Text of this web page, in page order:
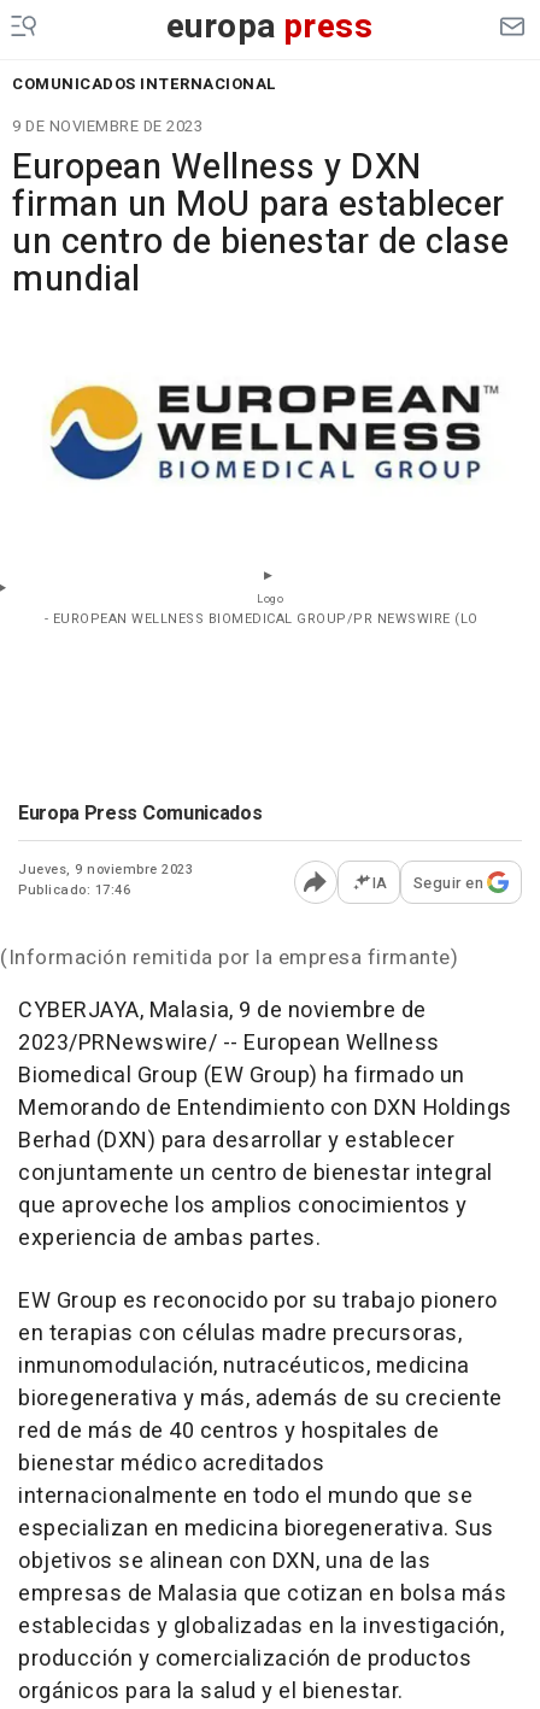
europa press
COMUNICADOS INTERNACIONAL
9 DE NOVIEMBRE DE 2023
European Wellness y DXN
firman un MoU para establecer
un centro de bienestar de clase
mundial
Logo
- EUROPEAN WELLNESS BIOMEDICAL GROUP/PR NEWSWIRE (LO
Europa Press Comunicados
Jueves, 9 noviembre 2023
Publicado: 17:46
Abrir opciones para
IA Seguir en
(Información remitida por la empresa firmante)
CYBERJAYA, Malasia, 9 de noviembre de
2023/PRNewswire/ -- European Wellness
Biomedical Group (EW Group) ha firmado un
Memorando de Entendimiento con DXN Holdings
Berhad (DXN) para desarrollar y establecer
conjuntamente un centro de bienestar integral
que aproveche los amplios conocimientos y
experiencia de ambas partes.
EW Group es reconocido por su trabajo pionero
en terapias con células madre precursoras,
inmunomodulación, nutracéuticos, medicina
bioregenerativa y más, además de su creciente
red de más de 40 centros y hospitales de
bienestar médico acreditados
internacionalmente en todo el mundo que se
especializan en medicina bioregenerativa. Sus
objetivos se alinean con DXN, una de las
empresas de Malasia que cotizan en bolsa más
establecidas y globalizadas en la investigación,
producción y comercialización de productos
orgánicos para la salud y el bienestar.